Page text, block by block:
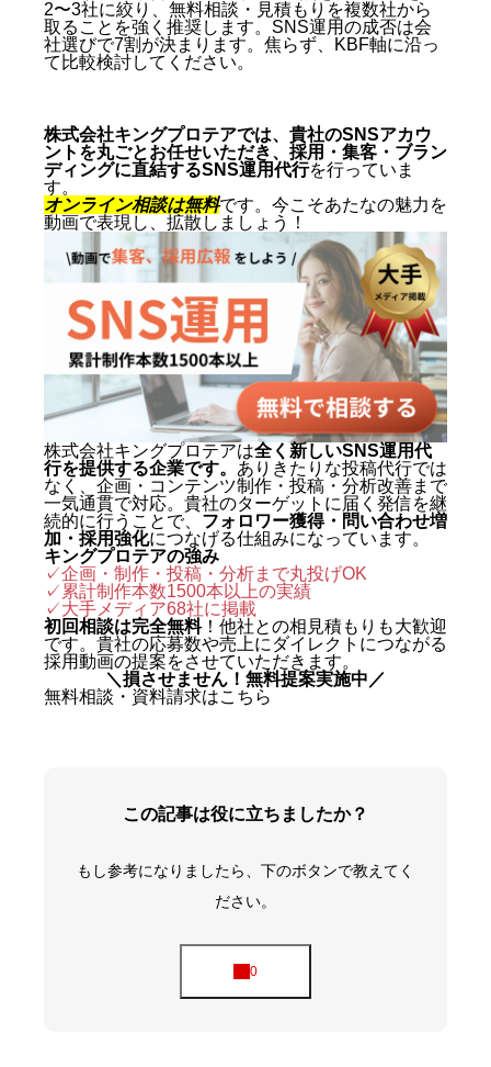
2〜3社に絞り、無料相談・見積もりを複数社から
取ることを強く推奨します。SNS運用の成否は会
社選びで7割が決まります。焦らず、KBF軸に沿っ
て比較検討してください。
株式会社キングプロテアでは、貴社のSNSアカウ
ントを丸ごとお任せいただき、採用・集客・ブラン
ディングに直結するSNS運用代行を行っていま
す。
オンライン相談は無料です。今こそあたなの魅力を
動画で表現し、拡散しましょう！
株式会社キングプロテアは全く新しいSNS運用代
行を提供する企業です。 ありきたりな投稿代行では
なく、企画・コンテンツ制作・投稿・分析改善まで
一気通貫で対応。貴社のターゲットに届く発信を継
続的に行うことで、 フォロワー獲得・問い合わせ増
加・採用強化につなげる仕組みになっています。
キングプロテアの強み
✓企画・制作・投稿・分析まで丸投げOK
✓累計制作本数1500本以上の実績
✓大手メディア68社に掲載
初回相談は完全無料！他社との相見積もりも大歓迎
です。貴社の応募数や売上にダイレクトにつながる
採用動画の提案をさせていただきます。
＼損させません！無料提案実施中／
無料相談・資料請求はこちら
この記事は役に立ちましたか？
もし参考になりましたら、下のボタンで教えてく
ださい。